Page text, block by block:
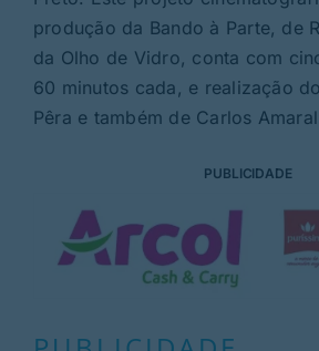
produção da Bando à Parte, de
da Olho de Vidro, conta com
60 minutos cada, e realização
Pêra e também de Carlos
PUBLICIDADE